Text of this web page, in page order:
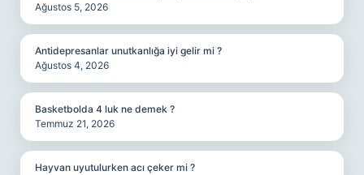
Ağustos 5, 2026
Antidepresanlar unutkanlığa iyi gelir mi ?
Ağustos 4, 2026
Basketbolda 4 luk ne demek ?
Temmuz 21, 2026
Hayvan uyutulurken acı çeker mi ?